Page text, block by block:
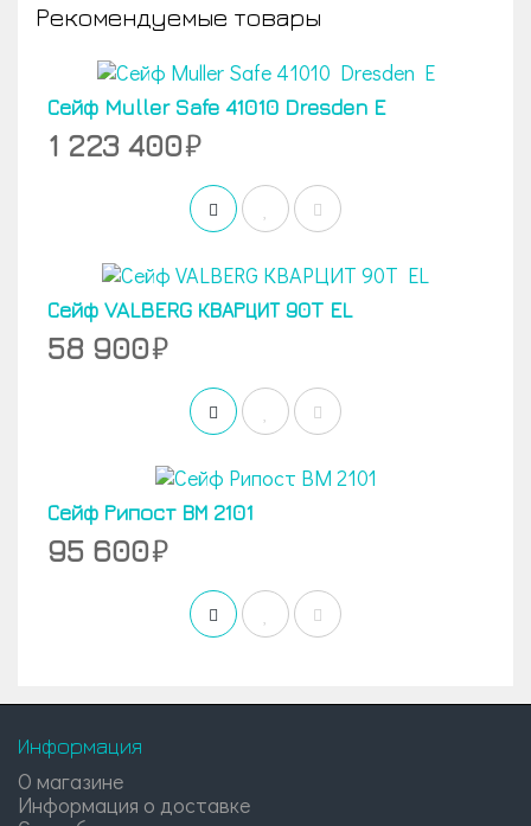
Рекомендуемые товары
Сейф Muller Safe 41010 Dresden E
1 223 400
Сейф VALBERG КВАРЦИТ 90T EL
58 900
Сейф Рипост ВМ 2101
95 600
Информация
О магазине
Информация о доставке